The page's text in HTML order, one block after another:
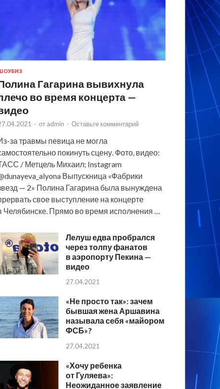
Гагарина вывихнула
во время концерта —
- от admin - Оставьте комментарий
за травмы певица не могла
покинуть сцену. Фото, видео:
/ Метцель Михаил; Instagram
Выпускница «Фабрики
— 2» Полина Гагарина была вынуждена
свое выступление на концерте
Челябинске. Прямо во время исполнения …
Лелуш едва пробрался
через толпу фанатов
в аэропорту Пекина —
видео
27.04.2021
«Не просто так»: зачем
бывшая жена Аршавина
называла себя «майором
ФСБ»?
27.04.2021
«Хочу ребенка
от Гуляева»:
Неожиданное заявление